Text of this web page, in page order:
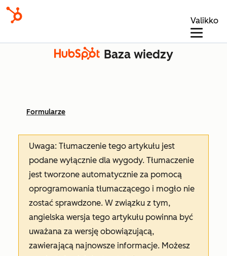
Valikko
Baza wiedzy
Formularze
Uwaga: Tłumaczenie tego artykułu jest
podane wyłącznie dla wygody. Tłumaczenie
jest tworzone automatycznie za pomocą
oprogramowania tłumaczącego i mogło nie
zostać sprawdzone. W związku z tym,
angielska wersja tego artykułu powinna być
uważana za wersję obowiązującą,
zawierającą najnowsze informacje. Możesz